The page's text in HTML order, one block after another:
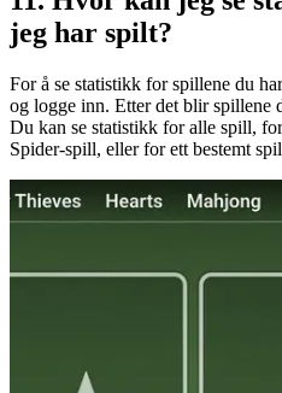
jeg har spilt?
For å se statistikk for spillene du
og logge inn. Etter det blir spillene
Du kan se statistikk for alle spill,
Spider-spill, eller for ett bestemt